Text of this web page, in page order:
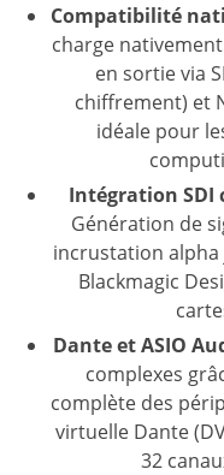
Compatibilité
charge
en sortie via
chiffrement) et
idéale pour
Intégration SDI
Génération de
incrustation alpha
Blackmagic
Dante et ASIO
complexes
complète des
virtuelle Dante
32